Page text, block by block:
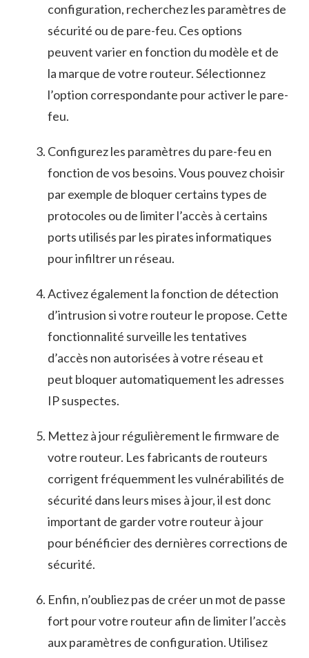
configuration, recherchez les paramètres de
sécurité ou de pare-feu.⁣ Ces options
peuvent varier en fonction du modèle et ⁣de
la marque de votre routeur. Sélectionnez
l’option correspondante pour activer le pare-
feu.
Configurez⁣ les paramètres du pare-feu en
⁣fonction‍ de vos besoins. Vous pouvez​ choisir⁣
par exemple de bloquer certains types‍ de
protocoles ou de limiter l’accès à certains
ports utilisés par​ les pirates informatiques
pour infiltrer un réseau.
Activez⁣ également la fonction de détection
d’intrusion si votre routeur le propose. Cette
fonctionnalité surveille ‌les tentatives
d’accès non autorisées à votre réseau et
peut bloquer automatiquement les adresses
⁢IP suspectes.
Mettez à jour régulièrement le firmware de
votre routeur. Les fabricants de routeurs
‍corrigent fréquemment ‍les vulnérabilités de
sécurité dans leurs mises à jour, il est donc
important de garder votre routeur à jour
pour bénéficier des dernières corrections de​
sécurité.
Enfin, n’oubliez pas de créer un mot de passe
fort ⁢pour votre routeur afin de​ limiter l’accès
⁢aux paramètres de configuration. Utilisez